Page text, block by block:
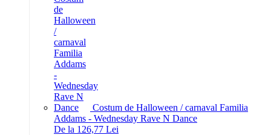
Costum de Halloween / carnaval Familia
Addams - Wednesday Rave N Dance
De la 126,77 Lei